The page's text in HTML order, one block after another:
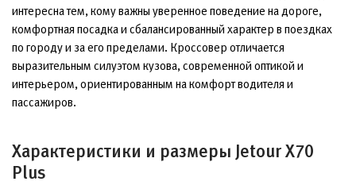
интересна тем, кому важны уверенное поведение на дороге,
комфортная посадка и сбалансированный характер в поездках
по городу и за его пределами. Кроссовер отличается
выразительным силуэтом кузова, современной оптикой и
интерьером, ориентированным на комфорт водителя и
пассажиров.
Характеристики и размеры Jetour X70
Plus